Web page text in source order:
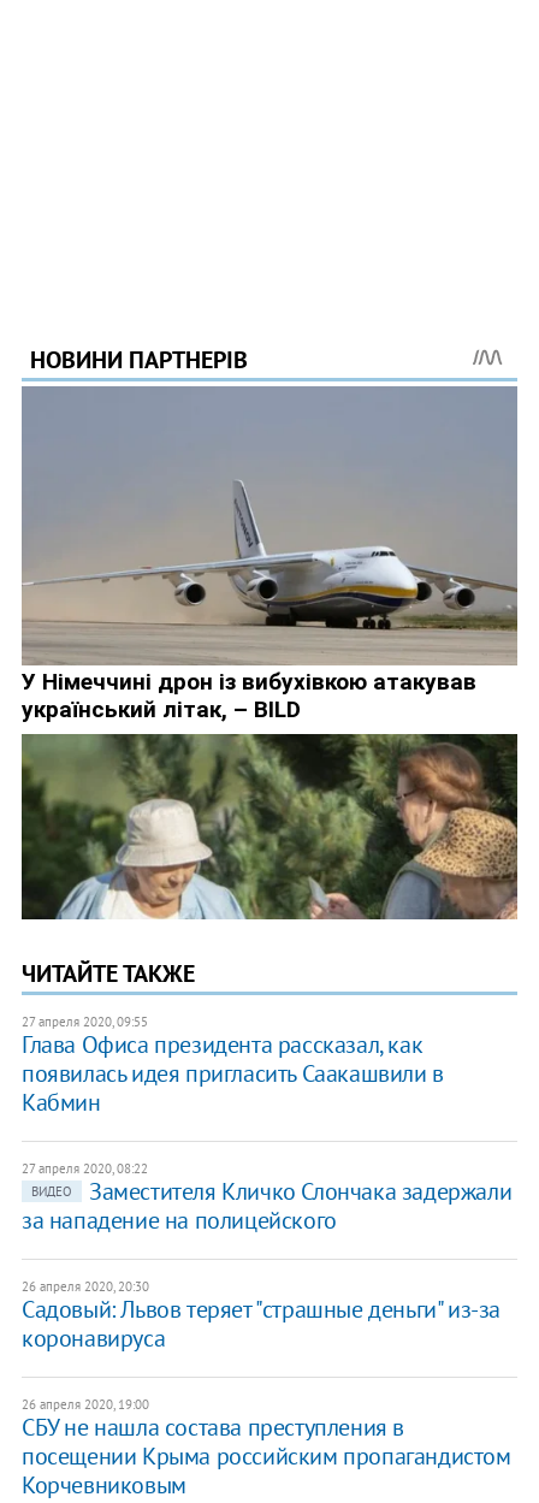
ЧИТАЙТЕ ТАКЖЕ
27 апреля 2020, 09:55
Глава Офиса президента рассказал, как
появилась идея пригласить Саакашвили в
Кабмин
27 апреля 2020, 08:22
ВИДЕО
Заместителя Кличко Слончака задержали
за нападение на полицейского
26 апреля 2020, 20:30
Садовый: Львов теряет "страшные деньги" из-за
коронавируса
26 апреля 2020, 19:00
​СБУ не нашла состава преступления в
посещении Крыма российским пропагандистом
Корчевниковым